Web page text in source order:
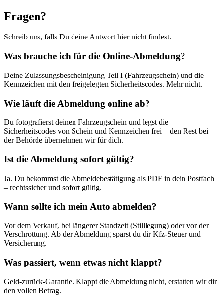
Fragen?
Schreib uns, falls Du deine Antwort hier nicht findest.
Was brauche ich für die Online-Abmeldung?
Deine Zulassungsbescheinigung Teil I (Fahrzeugschein) und die
Kennzeichen mit den freigelegten Sicherheitscodes. Mehr nicht.
Wie läuft die Abmeldung online ab?
Du fotografierst deinen Fahrzeugschein und legst die
Sicherheitscodes von Schein und Kennzeichen frei – den Rest bei
der Behörde übernehmen wir für dich.
Ist die Abmeldung sofort gültig?
Ja. Du bekommst die Abmeldebestätigung als PDF in dein Postfach
– rechtssicher und sofort gültig.
Wann sollte ich mein Auto abmelden?
Vor dem Verkauf, bei längerer Standzeit (Stilllegung) oder vor der
Verschrottung. Ab der Abmeldung sparst du dir Kfz-Steuer und
Versicherung.
Was passiert, wenn etwas nicht klappt?
Geld-zurück-Garantie. Klappt die Abmeldung nicht, erstatten wir dir
den vollen Betrag.